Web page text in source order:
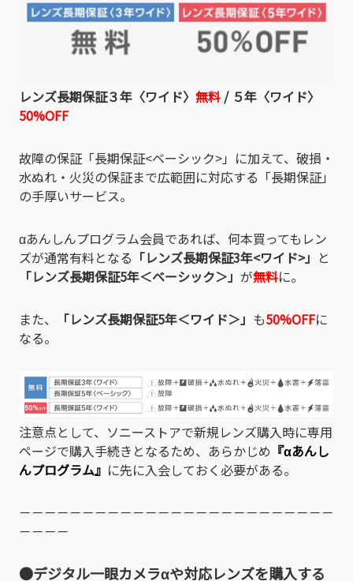
レンズ長期保証３年〈ワイド〉 無料 / ５年〈ワイド〉
50%OFF
故障の保証「長期保証<ベーシック>」に加えて、破損・
水ぬれ・火災の保証まで広範囲に対応する「長期保証」
の手厚いサービス。
αあんしんプログラム会員であれば、何本買ってもレン
ズが通常有料となる 「レンズ長期保証3年<ワイド>」 と
「レンズ長期保証5年＜ベーシック＞」 が無料に。
また、 「レンズ長期保証5年＜ワイド＞」 も50%OFFに
なる。
注意点として、ソニーストアで新規レンズ購入時に専用
ページで購入手続きとなるため、あらかじめ 『αあんし
んプログラム』 に先に入会しておく必要がある。
－－－－－－－－－－－－－－－－－－－－－－－－－
－－－－
●デジタル一眼カメラαや対応レンズを購入する